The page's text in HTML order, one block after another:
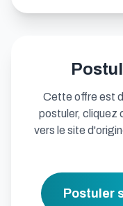
Cette offre est
postuler, cliquez
vers le site
Postuler